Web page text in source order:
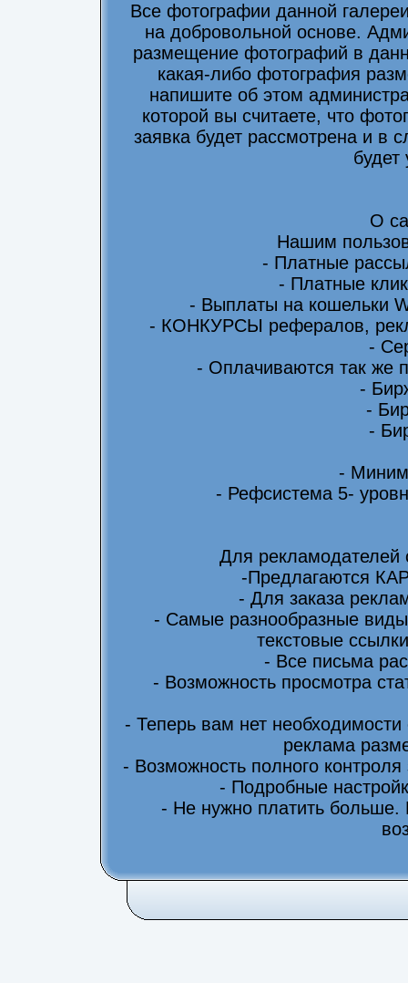
Все фотографии данной
на добровольной основе.
размещение фотографий в
какая-либо фотография
напишите об этом
которой вы считаете, что
заявка будет рассмотрена и в
будет
О
Нашим
- Платные
- Платные
- Выплаты на кошельки
- КОНКУРСЫ рефералов,
-
- Оплачиваются так же
-
-
-
-
- Рефсистема 5-
Для
-Предлагаются
- Для заказа
- Самые разнообразные
текстовые
- Все письма
- Возможность просмотра
- Теперь вам нет
реклама
- Возможность полного
- Подробные
- Не нужно платить больше.